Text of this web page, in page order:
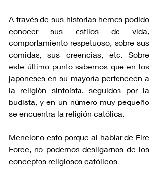
A través de sus historias hemos podido
conocer sus estilos de vida,
comportamiento respetuoso, sobre sus
comidas, sus creencias, etc. Sobre
este último punto sabemos que en los
japoneses en su mayoría pertenecen a
la religión sintoísta, seguidos por la
budista, y en un número muy pequeño
se encuentra la religión católica.
Menciono esto porque al hablar de Fire
Force, no podemos desligarnos de los
conceptos religiosos católicos.